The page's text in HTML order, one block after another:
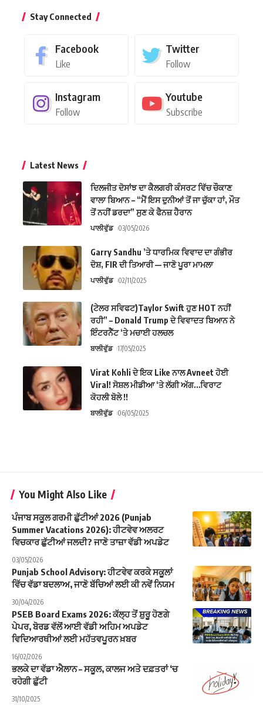
Stay Connected
Facebook
Like
Twitter
Follow
Instagram
Follow
Youtube
Subscribe
Latest News
ਦਿਲਜੀਤ ਦੋਸਾਂਝ ਦਾ ਕੈਲਗਰੀ ਕੰਸਰਟ ਵਿੱਚ ਚੌਕਾਣ
ਵਾਲਾ ਬਿਆਨ – “ਮੈਂ ਇਸ ਦੁਨੀਆਂ ਤੋਂ ਜਾ ਚੁੱਕਾ ਹਾਂ, ਮੌਤ
ਤੋਂ ਨਹੀਂ ਡਰਦਾ” ਸੁਣ ਕੇ ਫੈਨਜ਼ ਹੈਰਾਨ
ਪਾਲੀਵੁੱਡ 03/05/2026
Garry Sandhu ’ਤੇ ਧਾਰਮਿਕ ਵਿਵਾਦ ਦਾ ਗੰਭੀਰ
ਦੋਸ਼, FIR ਦੀ ਤਿਆਰੀ — ਜਾਣੋ ਪੂਰਾ ਮਾਮਲਾ
ਪਾਲੀਵੁੱਡ 02/11/2025
(ਟੇਲਰ ਸਵਿਫਟ)Taylor Swift ਹੁਣ HOT ਨਹੀਂ
ਰਹੀ” – Donald Trump ਦੇ ਵਿਵਾਦਤ ਬਿਆਨ ਨੇ
ਇੰਟਰਨੈੱਟ ‘ਤੇ ਮਚਾਈ ਹਲਚਲ
ਬਾਲੀਵੁੱਡ 17/05/2025
Virat Kohli ਦੇ ਇਕ Like ਨਾਲ Avneet ਹੋਈ
Viral! ਸੋਸ਼ਲ ਮੀਡੀਆ ‘ਤੇ ਲੱਗੀ ਅੱਗ…ਵਿਰਾਟ
ਕੋਹਲੀ ਬੋਲੇ !!
ਬਾਲੀਵੁੱਡ 06/05/2025
You Might Also Like
ਪੰਜਾਬ ਸਕੂਲ ਗਰਮੀ ਛੁੱਟੀਆਂ 2026 (Punjab
Summer Vacations 2026): ਹੀਟਵੇਵ ਅਲਰਟ
ਵਿਚਕਾਰ ਛੁੱਟੀਆਂ ਜਲਦੀ? ਜਾਣੋ ਤਾਜ਼ਾ ਵੱਡੀ ਅਪਡੇਟ
03/05/2026
Punjab School Advisory: ਹੀਟਵੇਵ ਕਰਕੇ ਸਕੂਲਾਂ
ਵਿੱਚ ਵੱਡਾ ਬਦਲਾਅ, ਜਾਣੋ ਬੱਚਿਆਂ ਲਈ ਕੀ ਨਵੇਂ ਨਿਯਮ
30/04/2026
PSEB Board Exams 2026: ਕੱਲ੍ਹ ਤੋਂ ਸ਼ੁਰੂ ਹੋਣਗੇ
ਪੇਪਰ, ਬੋਰਡ ਵੱਲੋਂ ਆਈ ਵੱਡੀ ਅਹਿਮ ਅਪਡੇਟ
ਵਿਦਿਆਰਥੀਆਂ ਲਈ ਮਹੱਤਵਪੂਰਨ ਖ਼ਬਰ
16/02/2026
ਭਲਕੇ ਦਾ ਵੱਡਾ ਐਲਾਨ – ਸਕੂਲ, ਕਾਲਜ ਅਤੇ ਦਫ਼ਤਰਾਂ ‘ਚ
ਰਹੇਗੀ ਛੁੱਟੀ
31/10/2025